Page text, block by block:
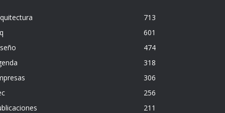
713
601
474
318
306
256
211